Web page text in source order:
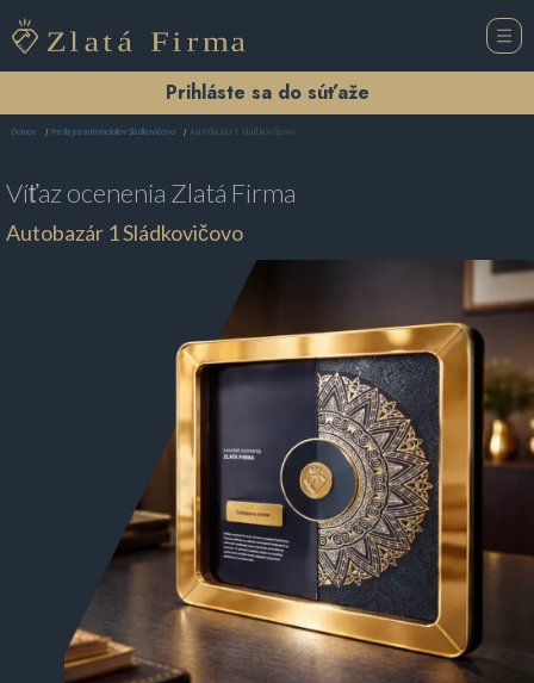
Prihláste sa do súťaže
Domov Predajca automobilov Sládkovičovo Autobazár 1 Sládkovičovo
Víťaz ocenenia Zlatá Firma
Autobazár 1 Sládkovičovo